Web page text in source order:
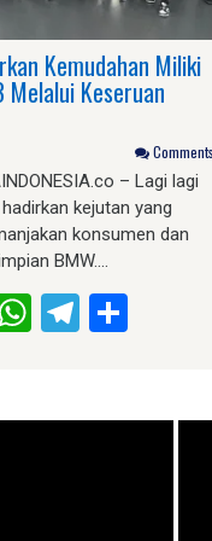
Kemudahan Miliki
Keseruan
– Lagi lagi
kejutan yang
konsumen dan
BMW….
WhatsApp
Telegram